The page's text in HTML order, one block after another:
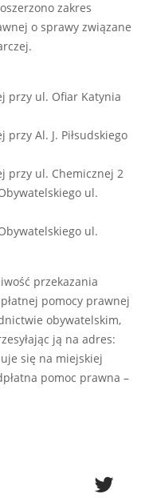
zakres
o sprawy związane
przy ul. Ofiar Katynia
przy Al. J. Piłsudskiego
przy ul. Chemicznej 2
ul.
ul.
przekazania
pomocy prawnej
obywatelskim,
ją na adres:
się na miejskiej
pomoc prawna –